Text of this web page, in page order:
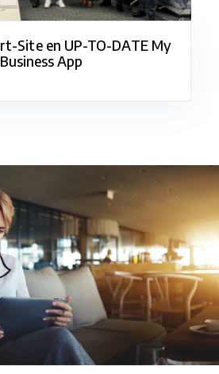
Site en UP-TO-DATE My
Business App